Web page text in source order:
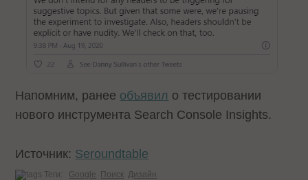
Напомним, ранее объявил о тестировании
нового инструмента Search Console Insights.
Источник: Seroundtable
Теги: Google Поиск Дизайн